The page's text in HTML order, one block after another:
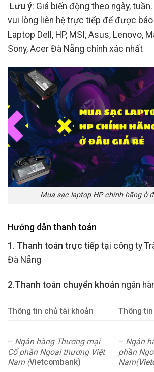
Lưu ý: Giá biến động theo ngày,
vui lòng liên hệ trực tiếp để được
Laptop Dell, HP, MSI, Asus, Lenovo,
Sony, Acer Đà Nẵng chính xác nhất
Mua sạc laptop HP chính hãng ở
Hướng dẫn thanh toán
1. Thanh toán trực tiếp tại công ty
Đà Nẵng
2.Thanh toán chuyển khoản ngân
Thông tin chủ tài khoản Thông
– Ngân hàng Thương mại
Cổ phần Ngoại thương Việt
Nam (Vietcombank)
– Ngân
phần
Nam(